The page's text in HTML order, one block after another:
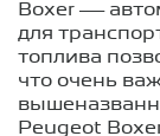
Boxer —
для
топлива
что очень
Peugeot